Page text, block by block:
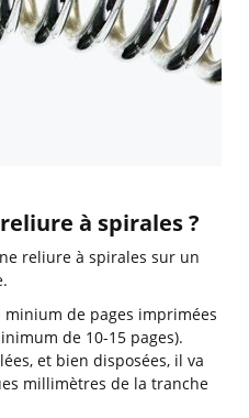
à spirales ?
reliure à spirales sur un
de pages imprimées
de 10-15 pages).
et bien disposées, il va
millimètres de la tranche